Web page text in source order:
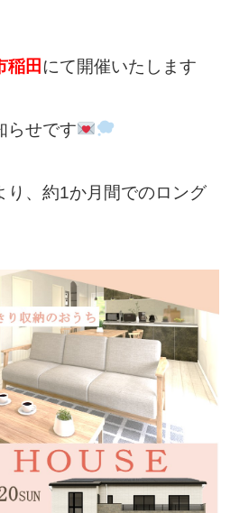
稲田 にて開催いたします
らせです
り、約1か月間でのロング